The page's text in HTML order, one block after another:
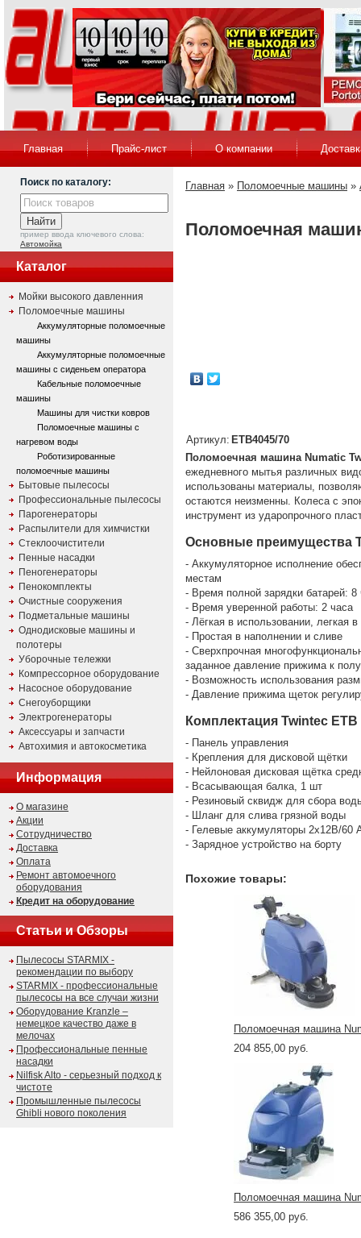
Главная Прайс-лист О компании
Поиск по каталогу:
пример ввода ключевого слова:
Автомойка
Каталог
Мойки высокого давленния
Поломоечные машины
Аккумуляторные поломоечные
машины
Аккумуляторные поломоечные
машины с сиденьем оператора
Кабельные поломоечные
машины
Машины для чистки ковров
Поломоечные машины с
нагревом воды
Роботизированные
поломоечные машины
Бытовые пылесосы
Профессиональные пылесосы
Парогенераторы
Распылители для химчистки
Стеклоочистители
Пенные насадки
Пеногенераторы
Пенокомплекты
Очистные сооружения
Подметальные машины
Однодисковые машины и
полотеры
Уборочные тележки
Компрессорное оборудование
Насосное оборудование
Снегоуборщики
Электрогенераторы
Аксессуары и запчасти
Автохимия и автокосметика
Информация
О магазине
Акции
Сотрудничество
Доставка
Оплата
Ремонт автомоечного
оборудования
Кредит на оборудование
Статьи и Обзоры
Пылесосы STARMIX -
рекомендации по выбору
STARMIX - профессиональные
пылесосы на все случаи жизни
Оборудование Kranzle –
немецкое качество даже в
мелочах
Профессиональные пенные
насадки
Nilfisk Alto - серьезный подход к
чистоте
Промышленные пылесосы
Ghibli нового поколения
Главная » Поломоечные машины »
Поломоечная
Артикул: ETB4045/70
Поломоечная машина Numatic
ежедневного мытья различных
использованы материалы,
остаются неизменны. Колеса с
инструмент из ударопрочного
Основные преимущества
- Аккумуляторное исполнение
местам
- Время полной зарядки батарей: 8
- Время уверенной работы: 2 часа
- Лёгкая в использовании, легкая
- Простая в наполнении и сливе
- Сверхпрочная
заданное давление прижима к полу
- Возможность использования
- Давление прижима щеток
Комплектация Twintec ETB
- Панель управления
- Крепления для дисковой щётки
- Нейлоновая дисковая щётка
- Всасывающая балка, 1 шт
- Резиновый сквидж для сбора
- Шланг для слива грязной воды
- Гелевые аккумуляторы 2х12В/60
- Зарядное устройство на борту
Похожие товары:
Поломоечная машина
204 855,00 руб.
Поломоечная машина
586 355,00 руб.